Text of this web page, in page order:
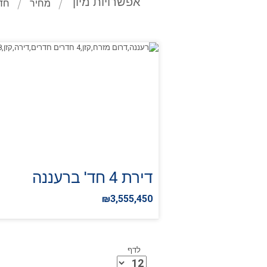
מחיר
דירת 4 חד' ברעננה
₪3,555,450
לדף